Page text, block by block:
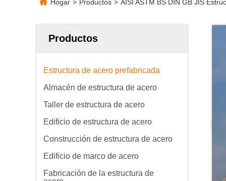
Hogar > Productos > AISI ASTM BS DIN GB JIS
Productos
Estructura de acero prefabricada
Almacén de estructura de acero
Taller de estructura de acero
Edificio de estructura de acero
Construcción de estructura de acero
Edificio de marco de acero
Fabricación de la estructura de